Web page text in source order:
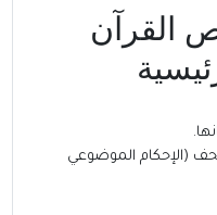
القرآن
(الإحكام الموضوعي